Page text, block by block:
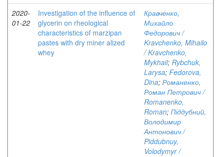
2020-
01-22
Investigation of the influence of
glycerin on rheological
characteristics of marzipan
pastes with dry miner alized
whey
Кравченко,
Михайло
Федорович /
Kravchenko, Mihailo
/ Kravchenko,
Mykhail; Rybchuk,
Larysa; Fedorova,
Dina; Романенко,
Роман Петрович /
Romanenko,
Roman; Піддубний,
Володимир
Антонович /
Piddubnuy,
Volodymyr /